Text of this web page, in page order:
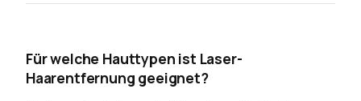
Für welche Hauttypen ist Laser-
Haarentfernung geeignet?